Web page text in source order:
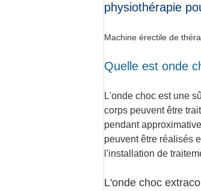
physiothérapie
Machine érectile de
Quelle est onde
L'onde choc est une
corps peuvent être
pendant
peuvent être réalisés
l'installation de
L'onde choc